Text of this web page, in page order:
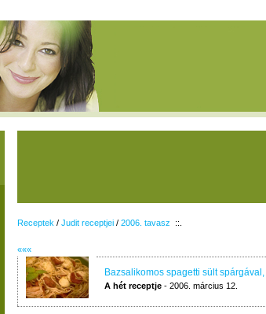
Receptek / Judit receptjei / 2006. tavasz ::.
«««
Bazsalikomos spagetti sült
A hét receptje - 2006. március 12.